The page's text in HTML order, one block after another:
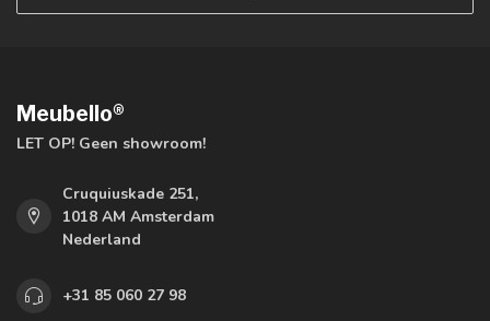
Meubello®
LET OP! Geen showroom!
Cruquiuskade 251,
1018 AM Amsterdam
Nederland
+31 85 060 27 98